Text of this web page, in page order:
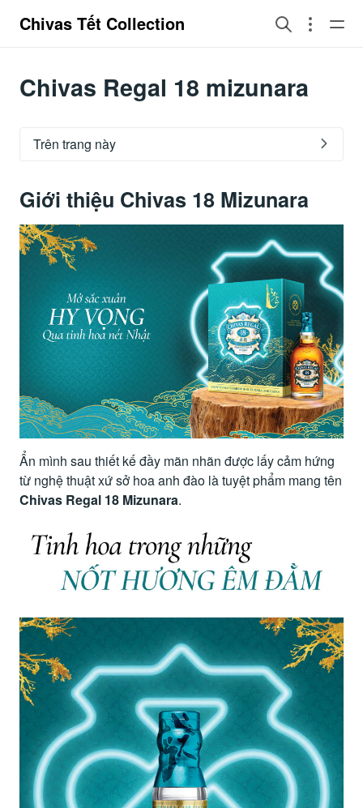
Chivas Tết Collection
Chivas Regal 18 mizunara
Trên trang này
Giới thiệu Chivas 18 Mizunara
Ẩn mình sau thiết kế đầy mãn nhãn được lấy cảm hứng
từ nghệ thuật xứ sở hoa anh đào là tuyệt phẩm mang tên
Chivas Regal 18 Mizunara.